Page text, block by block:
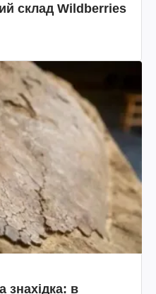
склад Wildberries
знахідка: в